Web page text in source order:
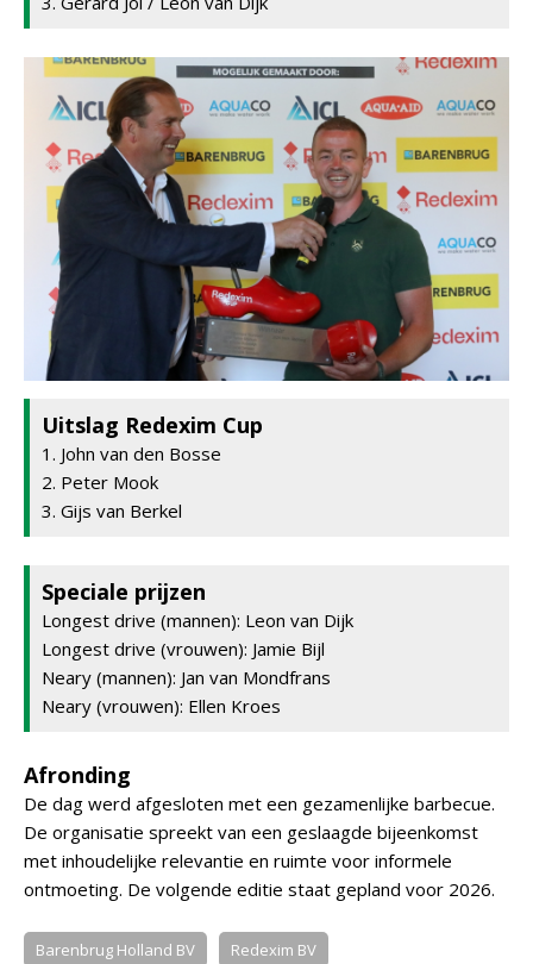
Uitslag Redexim Cup
1. John van den Bosse
2. Peter Mook
3. Gijs van Berkel
Speciale prijzen
Longest drive (mannen): Leon van Dijk
Longest drive (vrouwen): Jamie Bijl
Neary (mannen): Jan van Mondfrans
Neary (vrouwen): Ellen Kroes
Afronding
De dag werd afgesloten met een gezamenlijke barbecue.
De organisatie spreekt van een geslaagde bijeenkomst
met inhoudelijke relevantie en ruimte voor informele
ontmoeting. De volgende editie staat gepland voor 2026.
Barenbrug Holland BV Redexim BV